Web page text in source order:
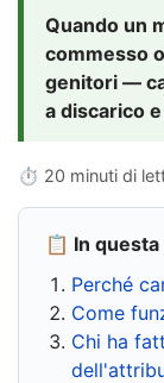
Quando un
commesso
genitori —
a discarico
⏱ 20 minuti di
📋 In
Perché
Come
Chi ha